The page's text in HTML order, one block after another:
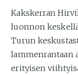
Kakskerran
luonnon
Turun
lammenrantaan
erityisen